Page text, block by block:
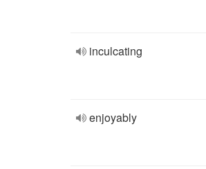
inculcating
enjoyably